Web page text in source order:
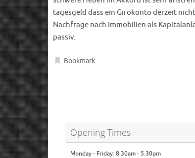
tagesgeld dass ein Girokonto derzeit
Nachfrage nach Immobilien als
passiv.
Bookmark.
Opening Times
Monday - Friday: 8.30am - 5.30pm